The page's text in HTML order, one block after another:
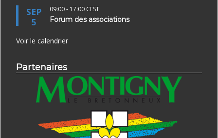
SEP
5
09:00- 17:00 CEST
Forum des associations
Voir le calendrier
Partenaires